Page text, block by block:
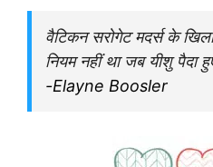
वैटिकन सरोगेट मदर्स के
नियम नहीं था जब यीशु पैदा
-Elayne Boosler